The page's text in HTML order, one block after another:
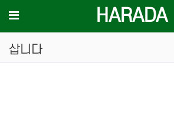
메뉴 HARADA
삽니다